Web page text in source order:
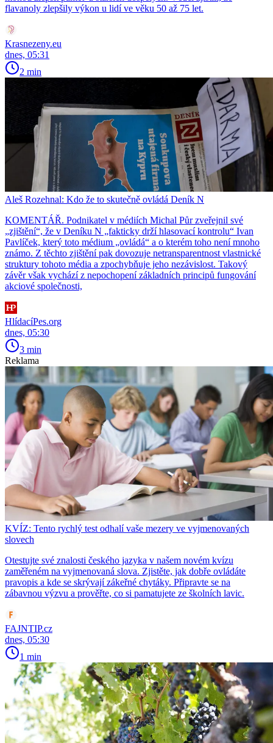
flavanoly zlepšily výkon u lidí ve věku 50 až 75 let.
Krasnezeny.eu
dnes, 05:31
2 min
Aleš Rozehnal: Kdo že to skutečně ovládá Deník N
KOMENTÁŘ. Podnikatel v médiích Michal Půr zveřejnil své
„zjištění“, že v Deníku N „fakticky drží hlasovací kontrolu“ Ivan
Pavlíček, který toto médium „ovládá“ a o kterém toho není mnoho
známo. Z těchto zjištění pak dovozuje netransparentnost vlastnické
struktury tohoto média a zpochybňuje jeho nezávislost. Takový
závěr však vychází z nepochopení základních principů fungování
akciové společnosti,
HlídacíPes.org
dnes, 05:30
3 min
Reklama
KVÍZ: Tento rychlý test odhalí vaše mezery ve vyjmenovaných
slovech
Otestujte své znalosti českého jazyka v našem novém kvízu
zaměřeném na vyjmenovaná slova. Zjistěte, jak dobře ovládáte
pravopis a kde se skrývají zákeřné chytáky. Připravte se na
zábavnou výzvu a prověřte, co si pamatujete ze školních lavic.
FAJNTIP.cz
dnes, 05:30
1 min